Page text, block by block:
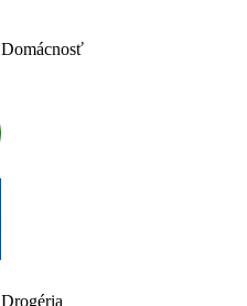
Domácnosť
Drogéria